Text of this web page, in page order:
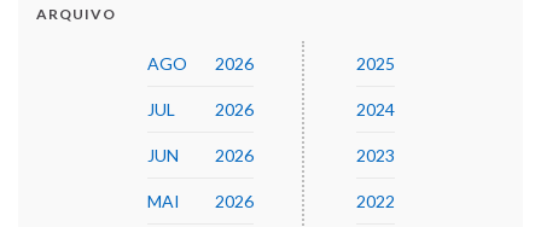
ARQUIVO
AGO 2026
JUL 2026
JUN 2026
MAI 2026
2025
2024
2023
2022